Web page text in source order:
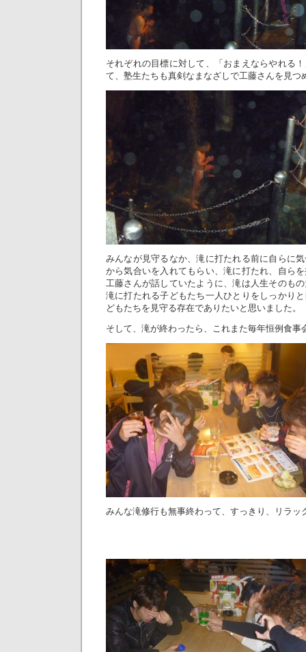
それぞれの目標に対して、「おまえならやれる
て、塾生たちも真剣なまなざしで工藤さんを見つ
みんなが見守るなか、滝に打たれる前に自らに
から気合いを入れてもらい、滝に打たれ、自ら
工藤さんが話していたように、滝は人生そのも
滝に打たれる子どもたち一人ひとりをしっかり
どもたちを見守る存在でありたいと思いました。
そして、滝が終わったら、これまた毎年恒例食事
みんな滝修行も無事終わって、すっきり、リラッ